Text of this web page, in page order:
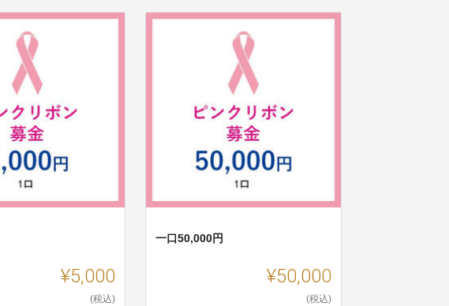
¥5,000
(税込)
一口50,000円
¥50,000
(税込)